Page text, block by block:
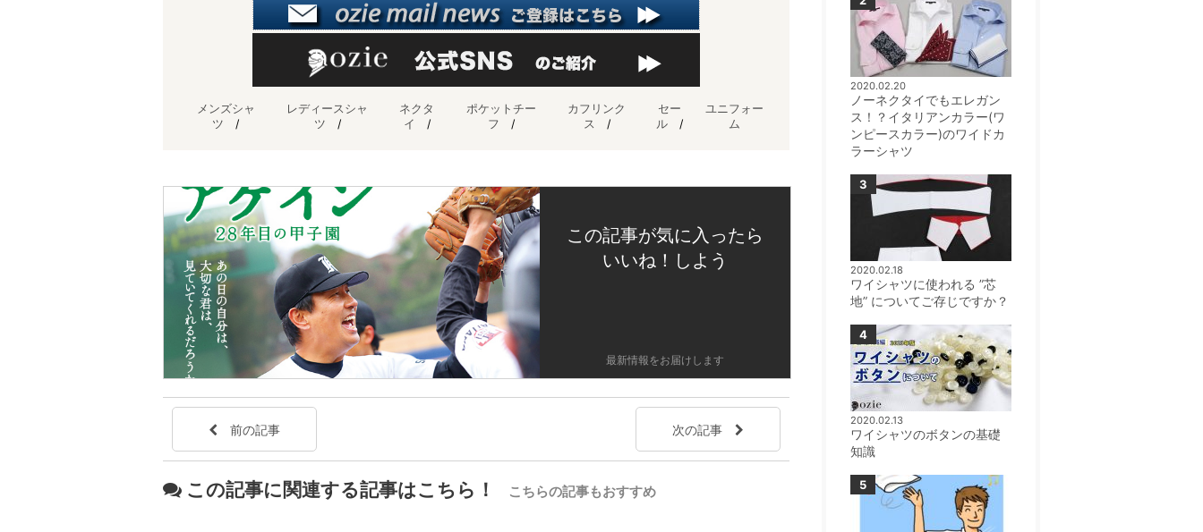
メンズシャ
ツ /
レディースシャ
ツ /
ネクタ
イ
/
ポケットチー
フ /
カフリンク
ス /
セー
ル/
ユニフォー
ム
この記事が気に入ったら
いいね！しよう
最新情報をお届けします
前の記事 次の記事
この記事に関連する記事はこちら！ こちらの記事もおすすめ
2020.02.20
ノーネクタイでもエレガン
ス！？イタリアンカラー(ワ
ンピースカラー)のワイドカ
ラーシャツ
2020.02.18
ワイシャツに使われる ”芯
地” についてご存じですか？
2020.02.13
ワイシャツのボタンの基礎
知識